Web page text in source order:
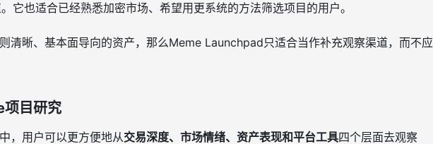
它也适合已经熟悉加密市场、希望用更系统的方法筛选项目的用户。
清晰、基本面导向的资产，那么Meme Launchpad只适合当作补充观察渠道，而不应
项目研究
，用户可以更方便地从交易深度、市场情绪、资产表现和平台工具四个层面去观察